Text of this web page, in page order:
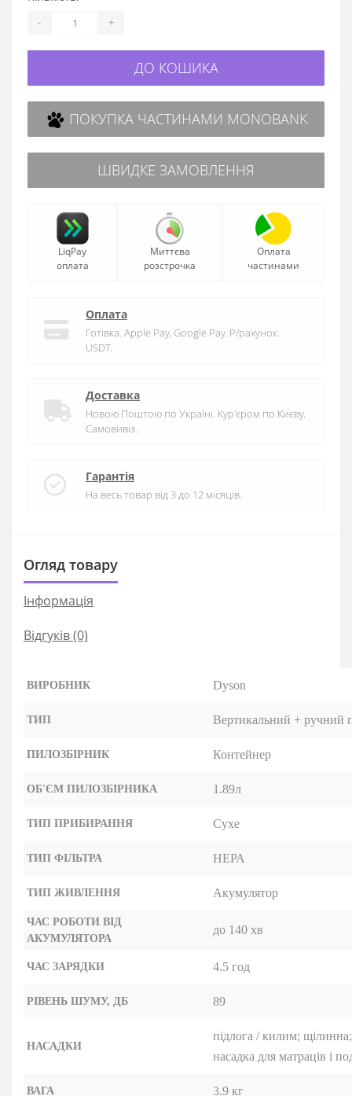
- +
ДО КОШИКА
ПОКУПКА ЧАСТИНАМИ MONOBANK
ШВИДКЕ ЗАМОВЛЕННЯ
LiqPay
оплата
Миттєва
розстрочка
Оплата
частинами
Оплата
Готівка. Apple Pay, Google Pay. Р/рахунок.
USDT.
Доставка
Новою Поштою по Україні. Кур'єром по Києву.
Самовивіз.
Гарантія
На весь товар від 3 до 12 місяців.
Огляд товару
Iнформація
Відгуків (0)
ВИРОБНИК Dyson
ТИП Вертикальний + ручний
ПИЛОЗБІРНИК Контейнер
ОБ'ЄМ ПИЛОЗБІРНИКА 1.89л
ТИП ПРИБИРАННЯ Сухе
ТИП ФІЛЬТРА НЕРА
ТИП ЖИВЛЕННЯ Акумулятор
ЧАС РОБОТИ ВІД
АКУМУЛЯТОРА
до 140 хв
ЧАС ЗАРЯДКИ 4.5 год
РІВЕНЬ ШУМУ, ДБ 89
НАСАДКИ
підлога / килим;
насадка для матраців і
ВАГА 3.9 кг